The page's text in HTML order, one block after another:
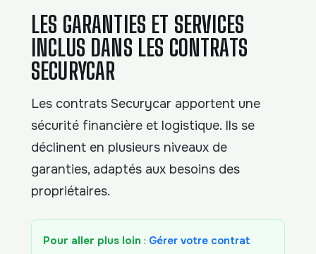
LES GARANTIES ET SERVICES
INCLUS DANS LES CONTRATS
SECURYCAR
Les contrats Securycar apportent une
sécurité financière et logistique. Ils se
déclinent en plusieurs niveaux de
garanties, adaptés aux besoins des
propriétaires.
Pour aller plus loin : Gérer votre contrat